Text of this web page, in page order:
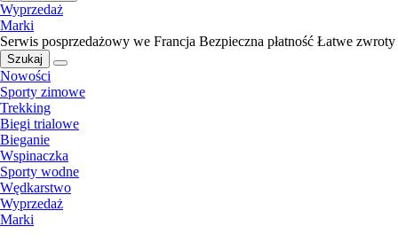
Wyprzedaż
Marki
Serwis posprzedażowy we Francja Bezpieczna płatność Łatwe zwroty
Szukaj
Nowości
Sporty zimowe
Trekking
Biegi trialowe
Bieganie
Wspinaczka
Sporty wodne
Wędkarstwo
Wyprzedaż
Marki